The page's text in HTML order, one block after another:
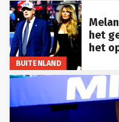
BUITENLAND
het
het